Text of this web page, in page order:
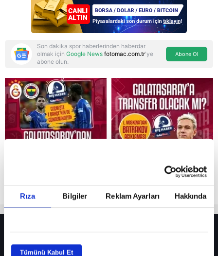
Rıza Bilgiler Reklam Ayarları Hakkında
Tümünü Kabul Et
Reddet
Son dakika spor haberlerinden haberdar
olmak için Google News fotomac.com.tr'ye
abone olun.
Abone Ol
Fenerbahçe’de sürpriz ayrılık ihtimali! Devre arasında gelmişti